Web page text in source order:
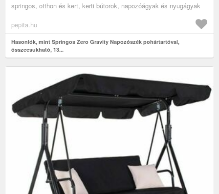
springos, otthon és kert, kerti bútorok, napozóágyak és nyugágyak
pepita.hu
Hasonlók, mint Springos Zero Gravity Napozószék pohártartóval,
összecsukható, 13...